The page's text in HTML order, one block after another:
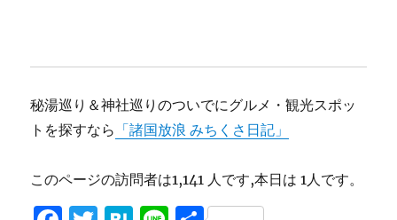
秘湯巡り＆神社巡りのついでにグルメ・観光スポッ
トを探すなら 「諸国放浪 みちくさ日記」
このページの訪問者は1,141 人です,本日は 1人です。